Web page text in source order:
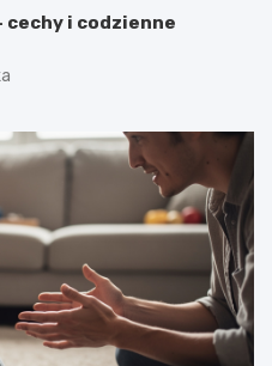
cechy i codzienne